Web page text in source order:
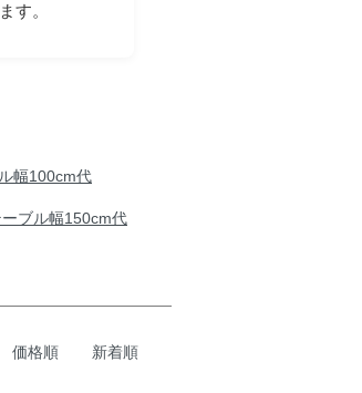
す。
幅100cm代
ーブル幅150cm代
価格順 新着順